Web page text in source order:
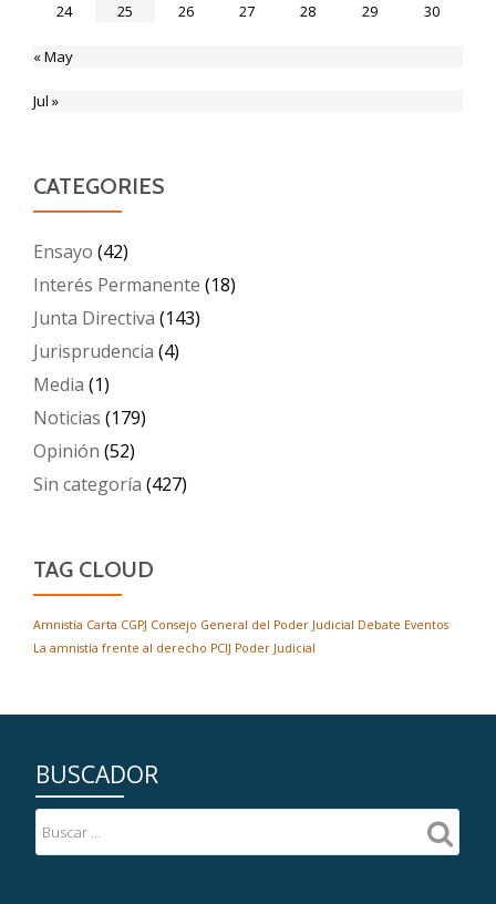
24
25 26 27 28 29 30
« May
Jul »
CATEGORIES
Ensayo (42)
Interés Permanente (18)
Junta Directiva (143)
Jurisprudencia (4)
Media (1)
Noticias (179)
Opinión (52)
Sin categoría (427)
TAG CLOUD
Amnistía Carta CGPJ Consejo General del Poder Judicial Debate Eventos
La amnistía frente al derecho PCIJ Poder Judicial
BUSCADOR